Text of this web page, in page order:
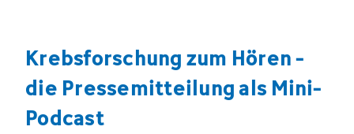
Krebsforschung zum Hören -
die Pressemitteilung als Mini-
Podcast